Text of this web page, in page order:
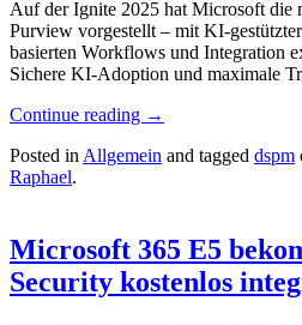
Auf der Ignite 2025 hat Microsoft die
Purview vorgestellt – mit KI-
basierten Workflows und Integration
Sichere KI-Adoption und maximale
Continue reading →
Posted inAllgemein and tagged dspm
Raphael.
Microsoft 365 E5
Security kostenlos